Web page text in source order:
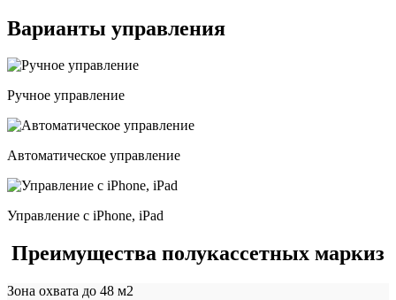
Варианты управления
Ручное управление
Автоматическое управление
Управление с iPhone, iPad
Преимущества полукассетных маркиз
Зона охвата до 48 м2